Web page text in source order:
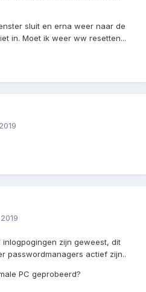
sluit en erna weer naar de
in. Moet ik weer ww resetten...
zijn geweest, dit
passwordmanagers actief zijn..
PC geprobeerd?